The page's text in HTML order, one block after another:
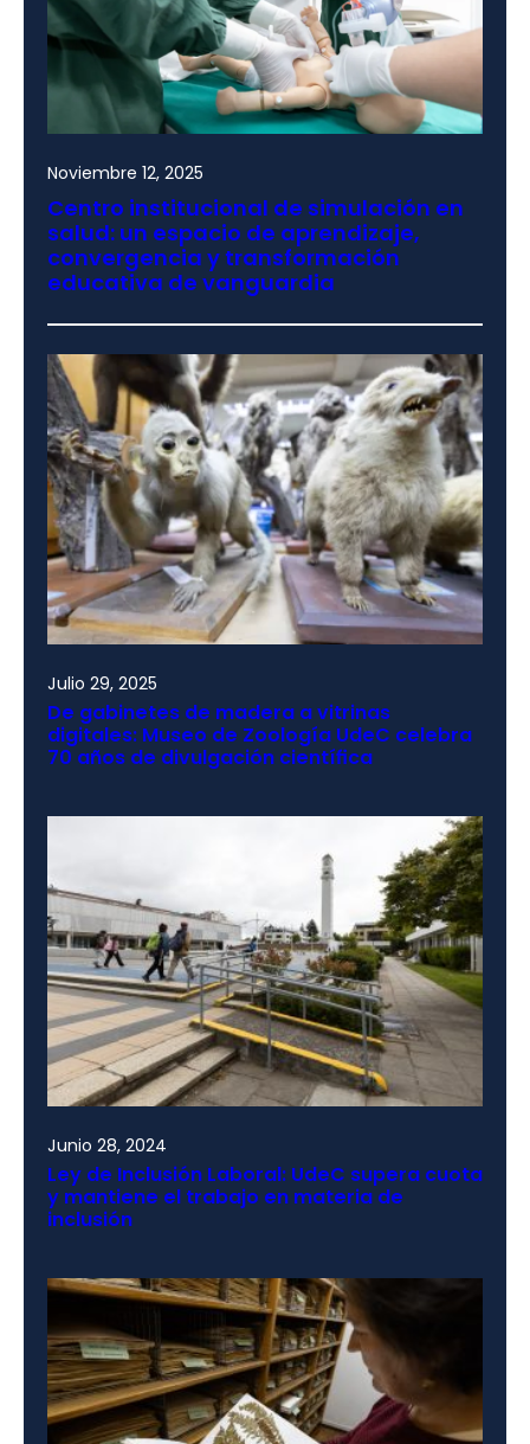
Noviembre 12, 2025
Centro institucional de simulación en
salud: un espacio de aprendizaje,
convergencia y transformación
educativa de vanguardia
Julio 29, 2025
De gabinetes de madera a vitrinas
digitales: Museo de Zoología UdeC celebra
70 años de divulgación científica
Junio 28, 2024
Ley de Inclusión Laboral: UdeC supera cuota
y mantiene el trabajo en materia de
inclusión